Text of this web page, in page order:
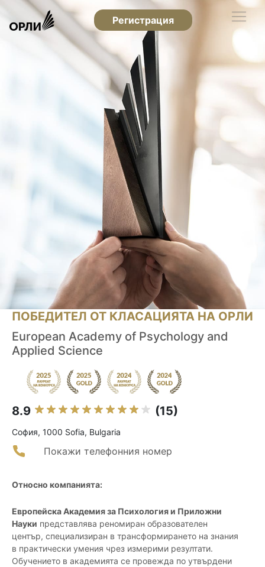
Регистрация
ПОБЕДИТЕЛ ОТ КЛАСАЦИЯТА НА ОРЛИ
European Academy of Psychology and
Applied Science
8.9 (15)
София, 1000 Sofia, Bulgaria
Покажи телефонния номер
Относно компанията:
Европейска Академия за Психология и Приложни
Науки представлява реномиран образователен
център, специализиран в трансформирането на знания
в практически умения чрез измерими резултати.
Обучението в академията се провежда по утвърдени